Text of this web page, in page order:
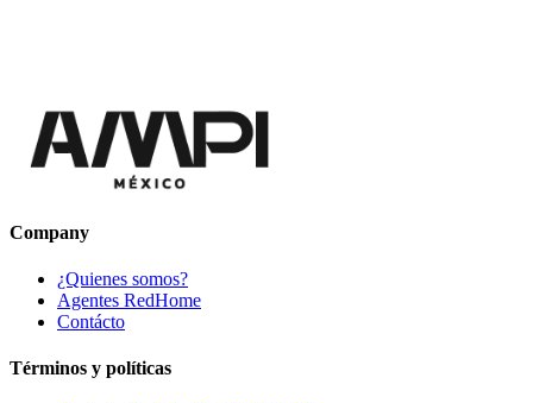
Company
¿Quienes somos?
Agentes RedHome
Contácto
Términos y políticas